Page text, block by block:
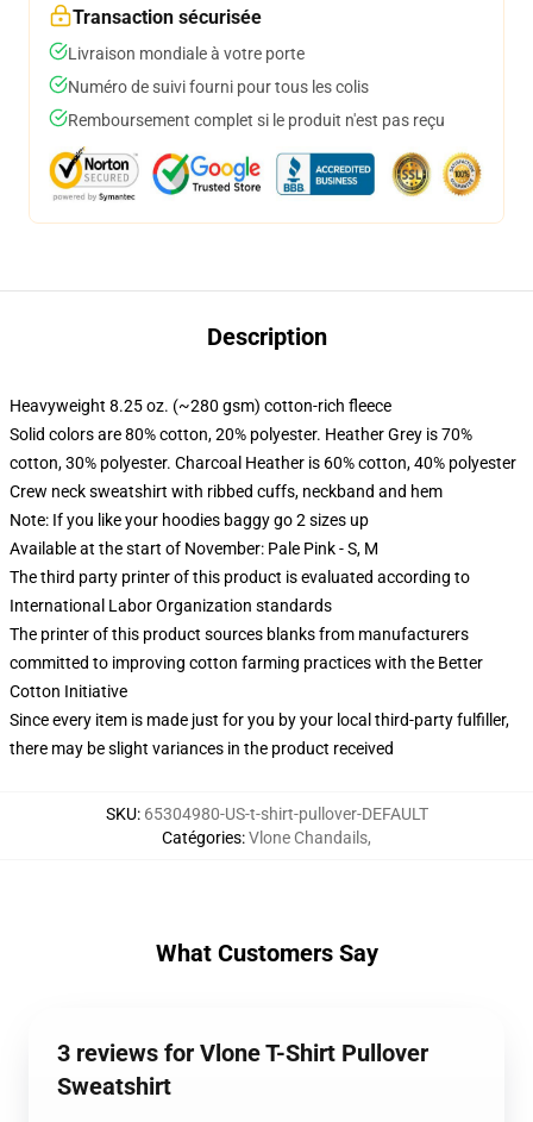
Transaction sécurisée
Livraison mondiale à votre porte
Numéro de suivi fourni pour tous les colis
Remboursement complet si le produit n'est pas reçu
Description
Heavyweight 8.25 oz. (~280 gsm) cotton-rich fleece
Solid colors are 80% cotton, 20% polyester. Heather Grey is 70%
cotton, 30% polyester. Charcoal Heather is 60% cotton, 40% polyester
Crew neck sweatshirt with ribbed cuffs, neckband and hem
Note: If you like your hoodies baggy go 2 sizes up
Available at the start of November: Pale Pink - S, M
The third party printer of this product is evaluated according to
International Labor Organization standards
The printer of this product sources blanks from manufacturers
committed to improving cotton farming practices with the Better
Cotton Initiative
Since every item is made just for you by your local third-party fulfiller,
there may be slight variances in the product received
SKU: 65304980-US-t-shirt-pullover-DEFAULT
Catégories:Vlone Chandails,
What Customers Say
3 reviews for Vlone T-Shirt Pullover
Sweatshirt